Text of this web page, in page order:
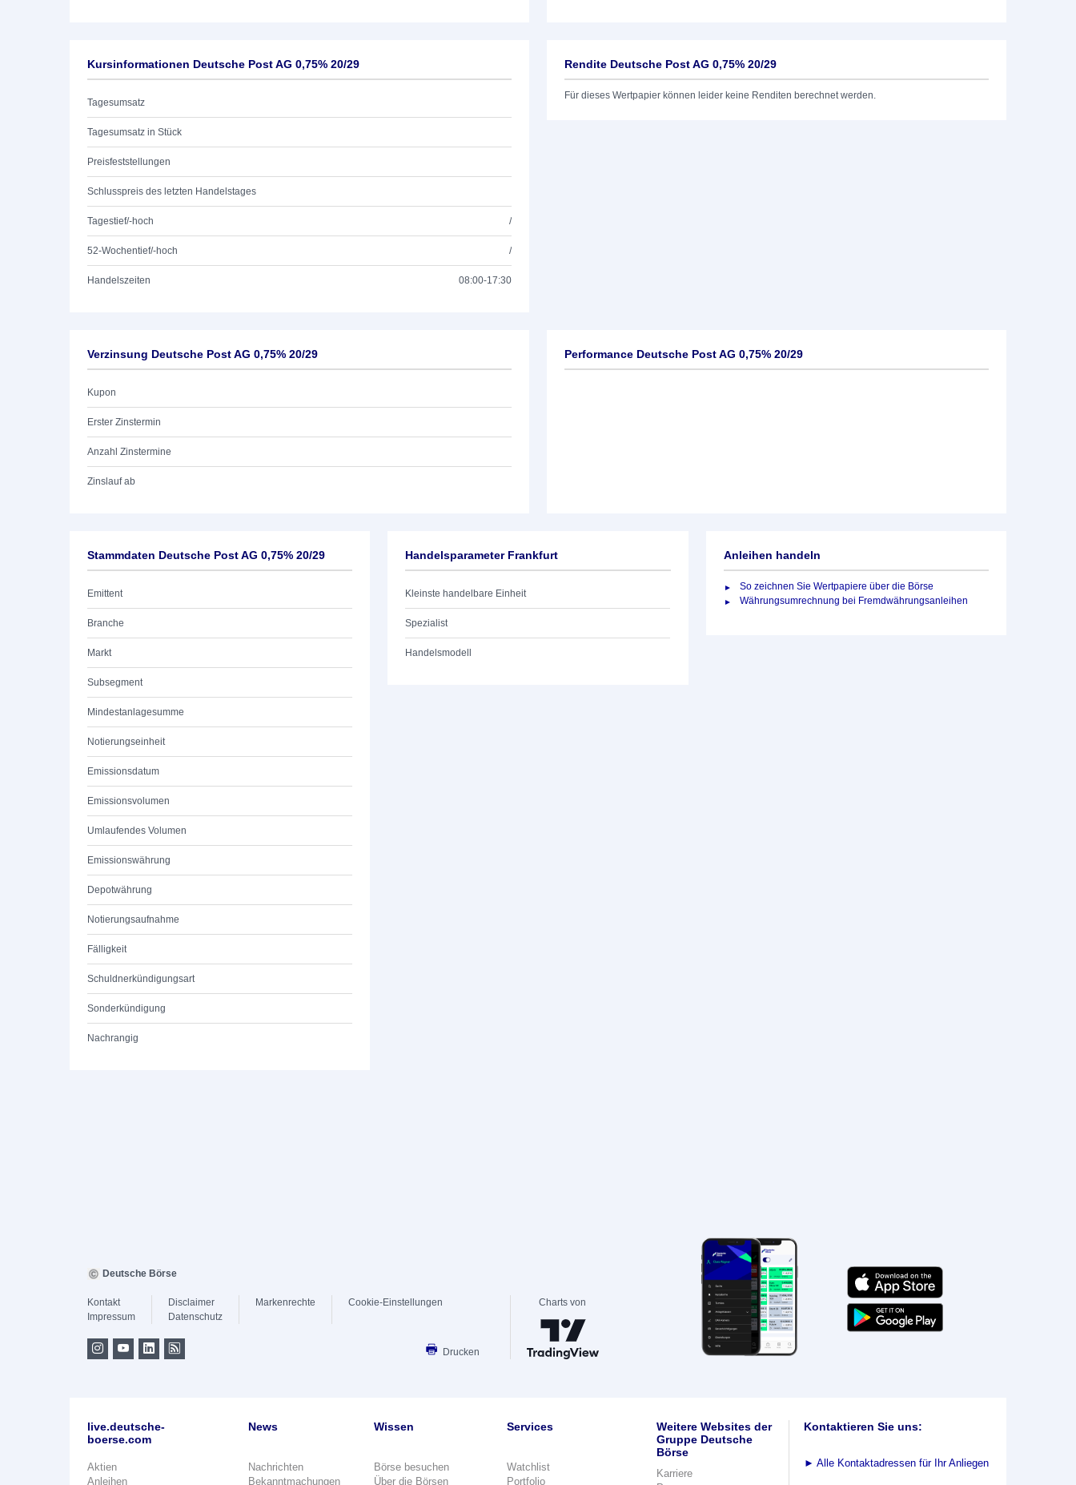
Kursinformationen Deutsche Post AG 0,75% 20/29
Tagesumsatz
Tagesumsatz in Stück
Preisfeststellungen
Schlusspreis des letzten Handelstages
Tagestief/-hoch /
52-Wochentief/-hoch /
Handelszeiten 08:00-17:30
Rendite Deutsche Post AG 0,75% 20/29
Für dieses Wertpapier können leider keine Renditen berechnet werden.
Verzinsung Deutsche Post AG 0,75% 20/29
Kupon
Erster Zinstermin
Anzahl Zinstermine
Zinslauf ab
Performance Deutsche Post AG 0,75% 20/29
Stammdaten Deutsche Post AG 0,75% 20/29
Emittent
Branche
Markt
Subsegment
Mindestanlagesumme
Notierungseinheit
Emissionsdatum
Emissionsvolumen
Umlaufendes Volumen
Emissionswährung
Depotwährung
Notierungsaufnahme
Fälligkeit
Schuldnerkündigungsart
Sonderkündigung
Nachrangig
Handelsparameter Frankfurt
Kleinste handelbare Einheit
Spezialist
Handelsmodell
Anleihen handeln
So zeichnen Sie Wertpapiere über die Börse
Währungsumrechnung bei Fremdwährungsanleihen
Deutsche Börse
Kontakt
Impressum
Disclaimer
Datenschutz
Markenrechte Cookie-Einstellungen
Drucken
Charts von
live.deutsche-
boerse.com
Aktien
Anleihen
News
Nachrichten
Bekanntmachungen
Wissen
Börse besuchen
Über die Börsen
Services
Watchlist
Portfolio
Weitere Websites der
Gruppe Deutsche
Börse
Karriere
Kontaktieren Sie uns:
► Alle Kontaktadressen für Ihr Anliegen